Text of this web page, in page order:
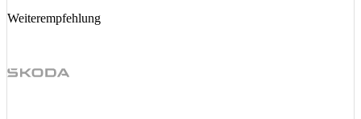
Weiterempfehlung